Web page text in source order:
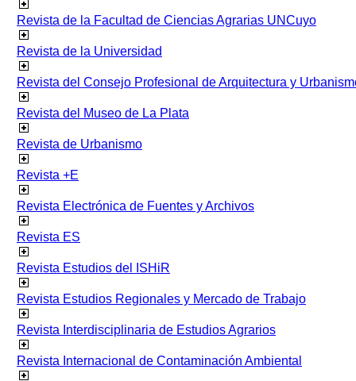
Revista de la Facultad de Ciencias Agrarias UNCuyo
Revista de la Universidad
Revista del Consejo Profesional de Arquitectura y
Revista del Museo de La Plata
Revista de Urbanismo
Revista +E
Revista Electrónica de Fuentes y Archivos
Revista ES
Revista Estudios del ISHiR
Revista Estudios Regionales y Mercado de Trabajo
Revista Interdisciplinaria de Estudios Agrarios
Revista Internacional de Contaminación Ambiental